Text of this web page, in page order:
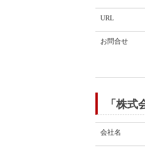
URL
お問合せ
「株
会社名